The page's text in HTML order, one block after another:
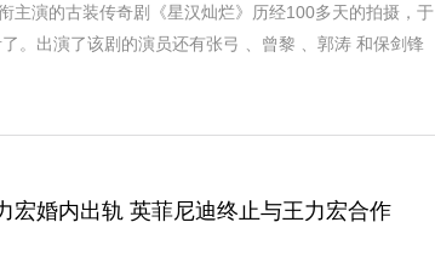
主演的古装传奇剧《星汉灿烂》历经100多天的拍摄，于
。出演了该剧的演员还有张弓 、曾黎 、郭涛 和保剑锋
宏婚内出轨 英菲尼迪终止与王力宏合作